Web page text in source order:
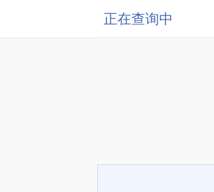
正在查询中